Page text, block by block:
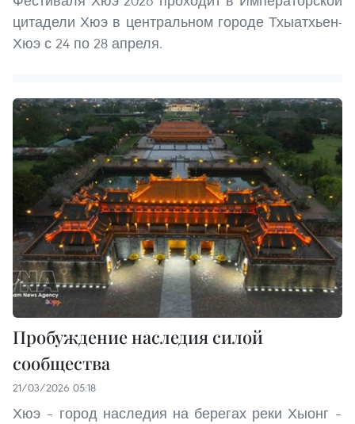
цитадели Хюэ в центральном городе Тхыатхьен-
Хюэ с 24 по 28 апреля.
Пробуждение наследия силой
сообщества
21/03/2026 05:18
Хюэ – город наследия на берегах реки Хыонг –